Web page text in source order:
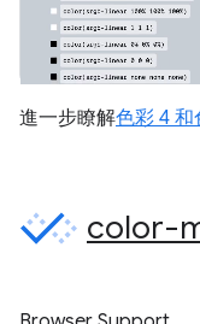
進一步瞭解色彩 4 和
color-